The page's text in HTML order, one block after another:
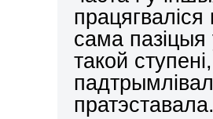
сама
такой